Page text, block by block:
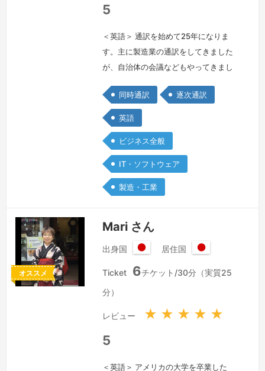
5
＜英語＞ 通訳を始めて25年になりま
す。主に製造業の通訳をしてきました
が、自治体の会議などもやってきまし
been providing my service for 25
years mainly for manufacturing
companies. I am also currently
working with the local government…
続きを見る »
同時通訳 逐次通訳
英語
ビジネス全般
IT・ソフトウェア
製造・工業
オススメ
Mari さん
出身国
本
居住国
本
Ticket 6チケット/30分（実質25
分）
レビュー ★ ★ ★ ★ ★
5
＜英語＞ アメリカの大学を卒業した